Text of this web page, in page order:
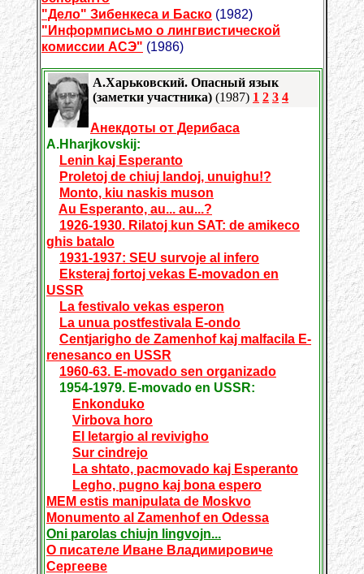
"Дело" Зибенкеса и Баско (1982)
"Информписьмо о лингвистической
комиссии АСЭ" (1986)
А.Харьковский. Опасный язык
(заметки участника) (1987) 1 2 3 4
Анекдоты от Дерибаса
A.Hharjkovskij:
Lenin kaj Esperanto
Proletoj de chiuj landoj, unuighu!?
Monto, kiu naskis muson
Au Esperanto, au... au...?
1926-1930. Rilatoj kun SAT: de amikeco
ghis batalo
1931-1937: SEU survoje al infero
Eksteraj fortoj vekas E-movadon en
USSR
La festivalo vekas esperon
La unua postfestivala E-ondo
Centjarigho de Zamenhof kaj malfacila E-
renesanco en USSR
1960-63. E-movado sen organizado
1954-1979. E-movado en USSR:
Enkonduko
Virbova horo
El letargio al revivigho
Sur cindrejo
La shtato, pacmovado kaj Esperanto
Legho, pugno kaj bona espero
MEM estis manipulata de Moskvo
Monumento al Zamenhof en Odessa
Oni parolas chiujn lingvojn...
О писателе Иване Владимировиче
Сергееве